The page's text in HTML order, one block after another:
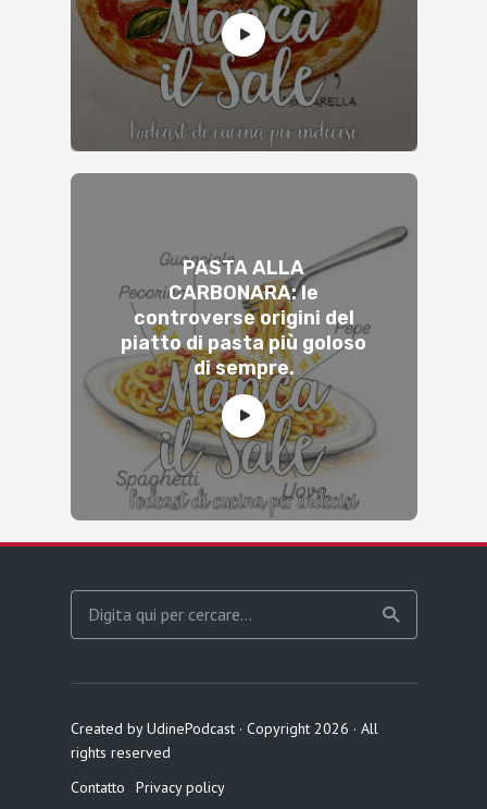
PASTA ALLA
CARBONARA: le
controverse origini del
piatto di pasta più goloso
di sempre.
Created by UdinePodcast · Copyright 2026 · All
rights reserved
Contatto
Privacy policy